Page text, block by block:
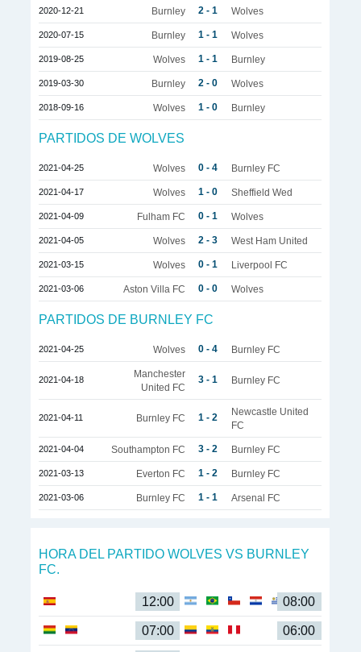
2020-12-21 Burnley 2 - 1 Wolves
2020-07-15 Burnley 1 - 1 Wolves
2019-08-25 Wolves 1 - 1 Burnley
2019-03-30 Burnley 2 - 0 Wolves
2018-09-16 Wolves 1 - 0 Burnley
PARTIDOS DE WOLVES
2021-04-25 Wolves 0 - 4 Burnley FC
2021-04-17 Wolves 1 - 0 Sheffield Wed
2021-04-09 Fulham FC 0 - 1 Wolves
2021-04-05 Wolves 2 - 3 West Ham United
2021-03-15 Wolves 0 - 1 Liverpool FC
2021-03-06 Aston Villa FC 0 - 0 Wolves
PARTIDOS DE BURNLEY FC
2021-04-25 Wolves 0 - 4 Burnley FC
2021-04-18
Manchester
United FC
3 - 1 Burnley FC
2021-04-11 Burnley FC 1 - 2
Newcastle United
FC
2021-04-04 Southampton FC 3 - 2 Burnley FC
2021-03-13 Everton FC 1 - 2 Burnley FC
2021-03-06 Burnley FC 1 - 1 Arsenal FC
HORA DEL PARTIDO WOLVES VS BURNLEY
FC.
12:00 08:00
07:00 06:00